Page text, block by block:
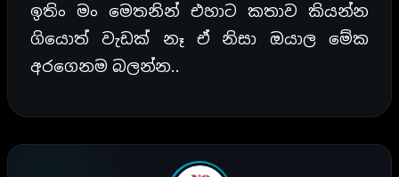
ඉතිං මං මෙතනින් එහාට කතාව කියන්න
ගියොත් වැඩක් නෑ ඒ නිසා ඔයාල මේක
අරගෙනම බලන්න..